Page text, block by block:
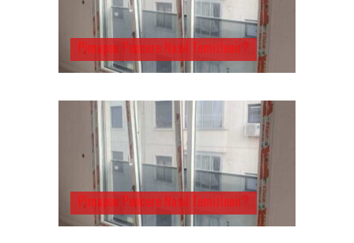
Pimapen Pencere Nasıl Temizlenir?
Pimapen Pencere Nasıl Temizlenir?